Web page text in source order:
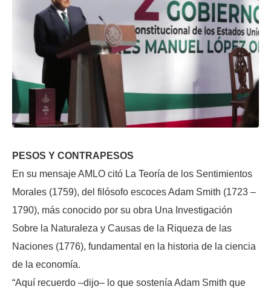
PESOS Y CONTRAPESOS
En su mensaje AMLO citó La Teoría de los Sentimientos
Morales (1759), del filósofo escoces Adam Smith (1723 –
1790), más conocido por su obra Una Investigación
Sobre la Naturaleza y Causas de la Riqueza de las
Naciones (1776), fundamental en la historia de la ciencia
de la economía.
“Aquí recuerdo –dijo– lo que sostenía Adam Smith que